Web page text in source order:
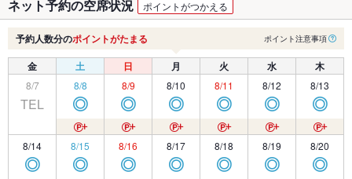
ネット予約の空席状況 ポイントがつかえる
予約人数分のポイントがたまる ポイント注意事項
金 土 日 月 火 水 木
8/7
TEL
8/8
◎
8/9
◎
8/10
◎
8/11
◎
8/12
◎
8/13
◎
8/14
◎
8/15
◎
8/16
◎
8/17
◎
8/18
◎
8/19
◎
8/20
◎